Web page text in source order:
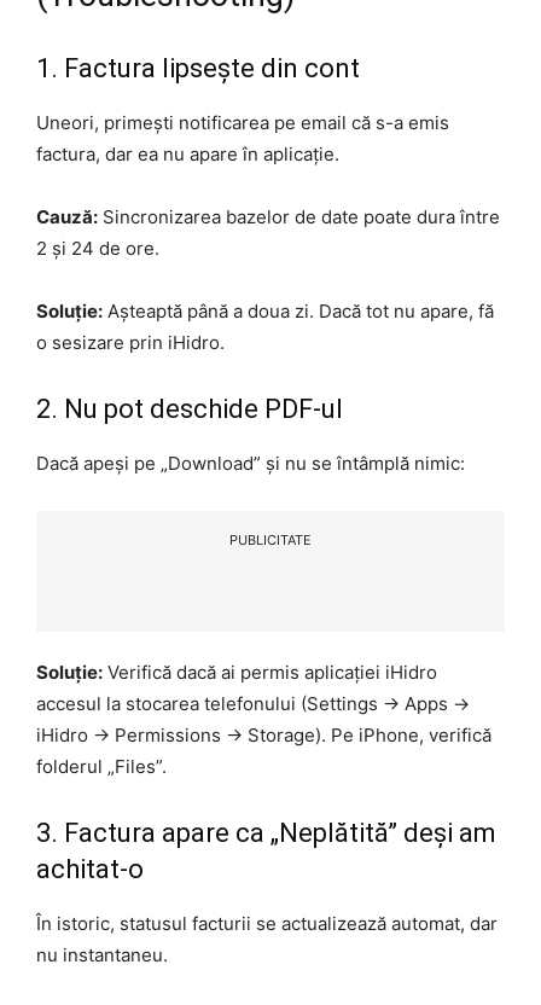
1. Factura lipsește din cont
Uneori, primești notificarea pe email că s-a emis
factura, dar ea nu apare în aplicație.
Cauză: Sincronizarea bazelor de date poate dura între
2 și 24 de ore.
Soluție: Așteaptă până a doua zi. Dacă tot nu apare, fă
o sesizare prin iHidro.
2. Nu pot deschide PDF-ul
Dacă apeși pe „Download” și nu se întâmplă nimic:
PUBLICITATE
Soluție: Verifică dacă ai permis aplicației iHidro
accesul la stocarea telefonului (Settings -> Apps ->
iHidro -> Permissions -> Storage). Pe iPhone, verifică
folderul „Files”.
3. Factura apare ca „Neplătită” deși am
achitat-o
În istoric, statusul facturii se actualizează automat, dar
nu instantaneu.